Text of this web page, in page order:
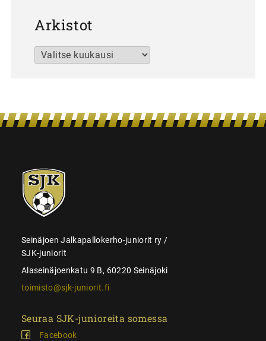
Arkistot
Arkistot
SJK-
juniorit
Seinäjoen Jalkapallokerho-juniorit ry /
SJK-juniorit
Alaseinäjoenkatu 9 B, 60220 Seinäjoki
toimisto@sjk-juniorit.fi
Seuraa SJK-junioreita somessa
Facebook